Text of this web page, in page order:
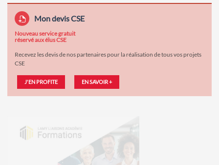
Mon devis CSE
Nouveau service gratuit
réservé aux élus CSE
Recevez les devis de nos partenaires pour la réalisation de tous vos projets
CSE
J'EN PROFITE EN SAVOIR +